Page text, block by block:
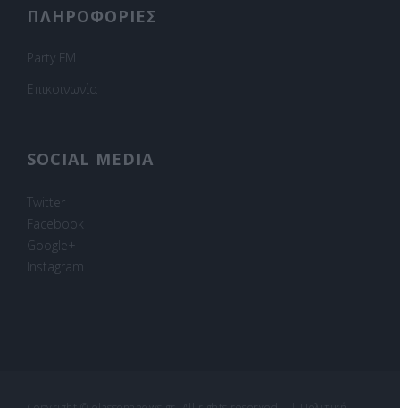
ΠΛΗΡΟΦΟΡΙΕΣ
Party FM
Επικοινωνία
SOCIAL MEDIA
Twitter
Facebook
Google+
Instagram